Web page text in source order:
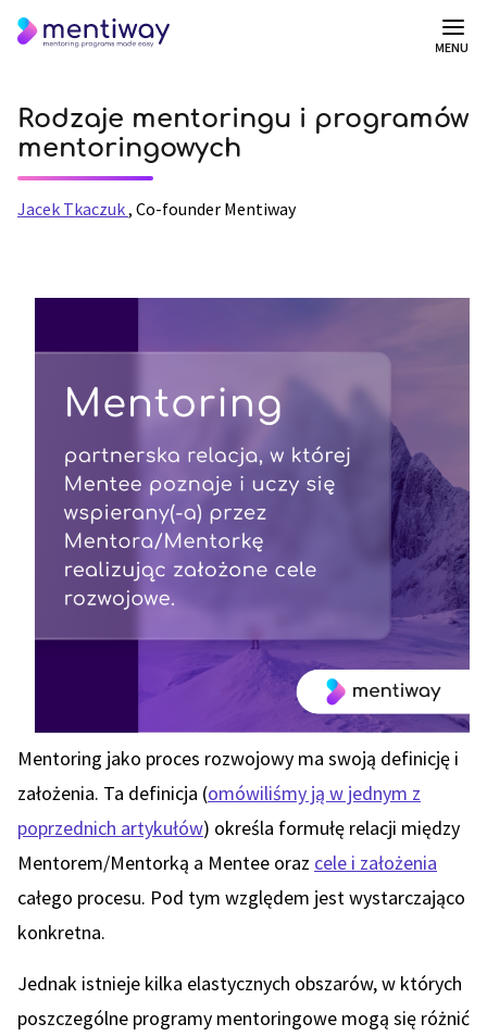
MENU
Rodzaje mentoringu i programów
mentoringowych
Jacek Tkaczuk, Co-founder Mentiway
Mentoring jako proces rozwojowy ma swoją definicję i
założenia. Ta definicja (omówiliśmy ją w jednym z
poprzednich artykułów) określa formułę relacji między
Mentorem/Mentorką a Mentee oraz cele i założenia
całego procesu. Pod tym względem jest wystarczająco
konkretna.
Jednak istnieje kilka elastycznych obszarów, w których
poszczególne programy mentoringowe mogą się różnić